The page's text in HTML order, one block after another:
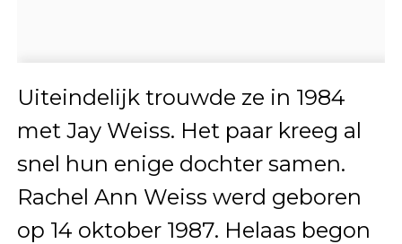
Uiteindelijk trouwde ze in 1984
met Jay Weiss. Het paar kreeg al
snel hun enige dochter samen.
Rachel Ann Weiss werd geboren
op 14 oktober 1987. Helaas begon